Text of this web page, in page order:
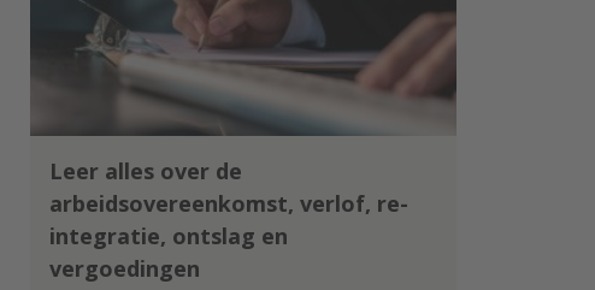
Leer alles over de
arbeidsovereenkomst, verlof, re-
integratie, ontslag en
vergoedingen